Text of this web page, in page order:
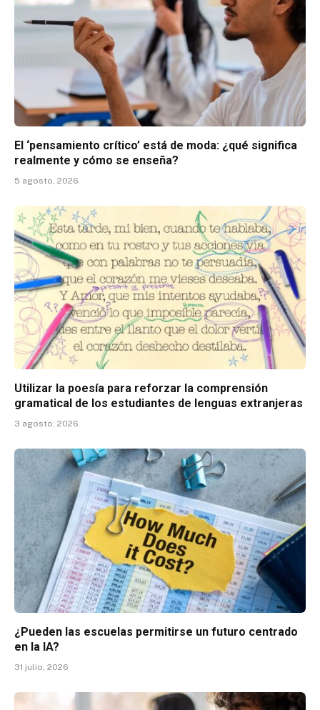
El ‘pensamiento crítico’ está de moda: ¿qué significa
realmente y cómo se enseña?
5 agosto, 2026
Utilizar la poesía para reforzar la comprensión
gramatical de los estudiantes de lenguas extranjeras
3 agosto, 2026
¿Pueden las escuelas permitirse un futuro centrado
en la IA?
31 julio, 2026